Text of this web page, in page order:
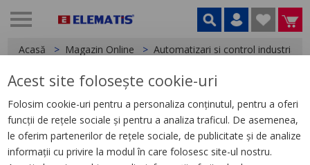
Acasă Magazin Online Automatizari si control industrial
< Relee
Releu de Interfata, Zelio Rsb, 2
C/O, 230 V C.C., 8 A
Acest site folosește cookie-uri
Folosim cookie-uri pentru a personaliza conținutul, pentru a oferi
funcții de rețele sociale și pentru a analiza traficul. De asemenea,
le oferim partenerilor de rețele sociale, de publicitate și de analize
informații cu privire la modul în care folosesc site-ul nostru.